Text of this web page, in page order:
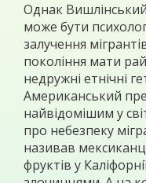
Однак
може бути
залучення
покоління мати
недружні етнічні
Американський
найвідомішим у
про небезпеку
називав
фруктів у